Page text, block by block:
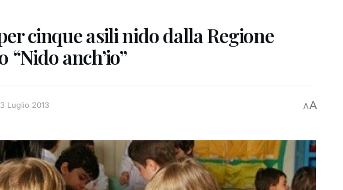
cinque asili nido dalla Regione
anch’io”
Luglio 2013 AA